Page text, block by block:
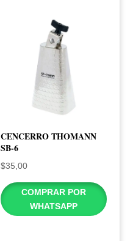
CENCERRO THOMANN
SB-6
$35,00
COMPRAR POR
WHATSAPP